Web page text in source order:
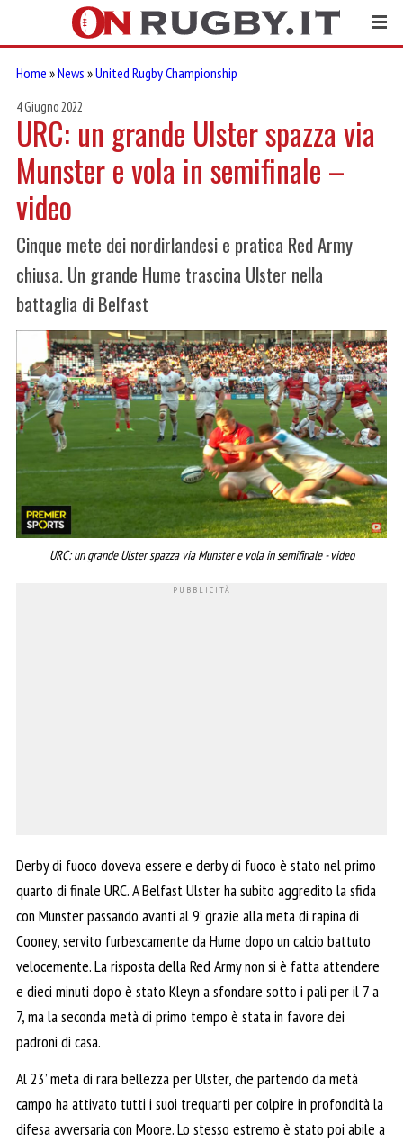
Home »News »United Rugby Championship
4 Giugno 2022
URC: un grande Ulster spazza via
Munster e vola in semifinale –
video
Cinque mete dei nordirlandesi e pratica Red Army
chiusa. Un grande Hume trascina Ulster nella
battaglia di Belfast
URC: un grande Ulster spazza via Munster e vola in semifinale - video
Derby di fuoco doveva essere e derby di fuoco è stato nel primo
quarto di finale URC. A Belfast Ulster ha subito aggredito la sfida
con Munster passando avanti al 9’ grazie alla meta di rapina di
Cooney, servito furbescamente da Hume dopo un calcio battuto
velocemente. La risposta della Red Army non si è fatta attendere
e dieci minuti dopo è stato Kleyn a sfondare sotto i pali per il 7 a
7, ma la seconda metà di primo tempo è stata in favore dei
padroni di casa.
Al 23’ meta di rara bellezza per Ulster, che partendo da metà
campo ha attivato tutti i suoi trequarti per colpire in profondità la
difesa avversaria con Moore. Lo stesso estremo è stato poi abile a